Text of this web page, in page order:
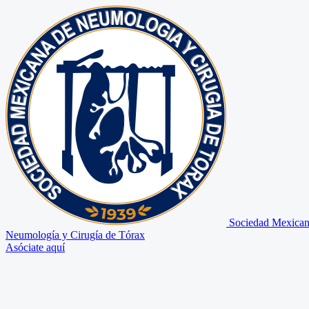
Sociedad
Neumología y Cirugía de Tórax
Asóciate aquí